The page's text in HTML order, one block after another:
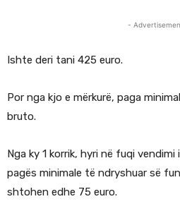
-
Ishte deri tani 425 euro.
Por nga kjo e mërkurë, paga
bruto.
Nga ky 1 korrik, hyri në fuqi vendimi
pagës minimale të ndryshuar së
shtohen edhe 75 euro.